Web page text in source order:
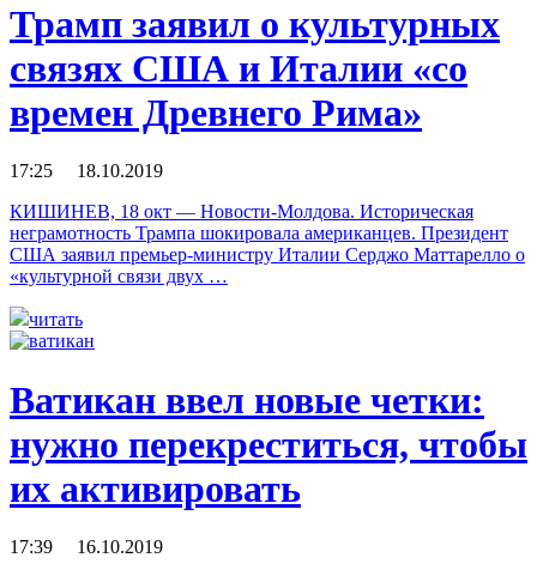
Трамп заявил о культурных
связях США и Италии «со
времен Древнего Рима»
17:25 18.10.2019
КИШИНЕВ, 18 окт — Новости-Молдова. Историческая
неграмотность Трампа шокировала американцев. Президент
США заявил премьер-министру Италии Серджо Маттарелло о
«культурной связи двух …
читать
Ватикан ввел новые четки:
нужно перекреститься, чтобы
их активировать
17:39 16.10.2019